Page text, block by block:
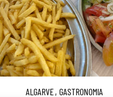
ALGARVE, GASTRONOMIA